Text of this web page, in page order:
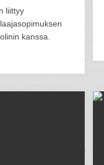
liittyy
kanssa.